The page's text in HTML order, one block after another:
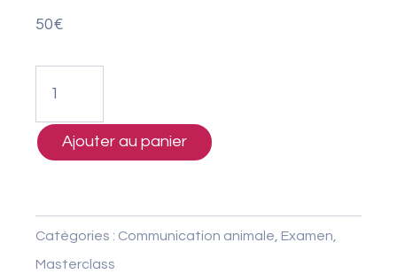
50€
Examen
du
cycle
Ajouter au panier
Catégories : Communication animale Examen
Masterclass